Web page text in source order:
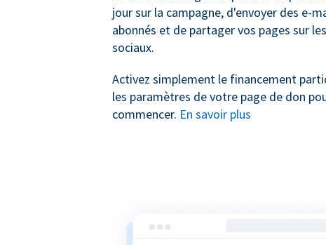
jour sur la campagne, d'envoyer des e-
abonnés et de partager vos pages sur
sociaux.
Activez simplement le financement
les paramètres de votre page de don
commencer. En savoir plus